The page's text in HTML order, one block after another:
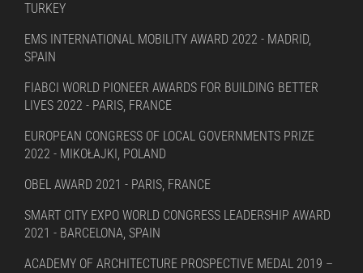
TURKEY
EMS INTERNATIONAL MOBILITY AWARD 2022 - MADRID,
SPAIN
FIABCI WORLD PIONEER AWARDS FOR BUILDING BETTER
LIVES 2022 - PARIS, FRANCE
EUROPEAN CONGRESS OF LOCAL GOVERNMENTS PRIZE
2022 - MIKOŁAJKI, POLAND
OBEL AWARD 2021 - PARIS, FRANCE
SMART CITY EXPO WORLD CONGRESS LEADERSHIP AWARD
2021 - BARCELONA, SPAIN
ACADEMY OF ARCHITECTURE PROSPECTIVE MEDAL 2019 –